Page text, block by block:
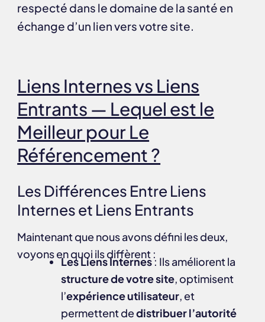
respecté dans le domaine de la santé en
échange d’un lien vers votre site.
Liens Internes vs Liens
Entrants — Lequel est le
Meilleur pour Le
Référencement ?
Les Différences Entre Liens
Internes et Liens Entrants
Maintenant que nous avons défini les deux,
voyons en quoi ils diffèrent :
Les Liens Internes: Ils améliorent la
structure de votre site, optimisent
l’expérience utilisateur, et
permettent dedistribuer l’autorité